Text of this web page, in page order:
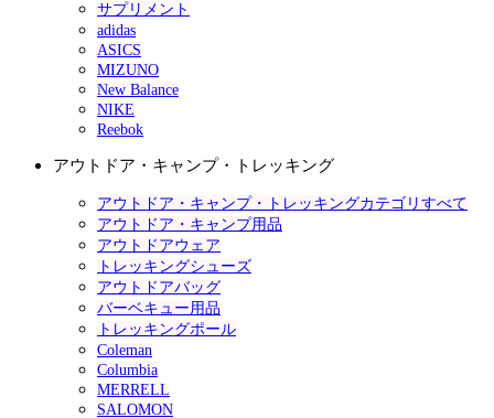
サプリメント
adidas
ASICS
MIZUNO
New Balance
NIKE
Reebok
アウトドア・キャンプ・トレッキング
アウトドア・キャンプ・トレッキングカテゴリすべて
アウトドア・キャンプ用品
アウトドアウェア
トレッキングシューズ
アウトドアバッグ
バーベキュー用品
トレッキングポール
Coleman
Columbia
MERRELL
SALOMON